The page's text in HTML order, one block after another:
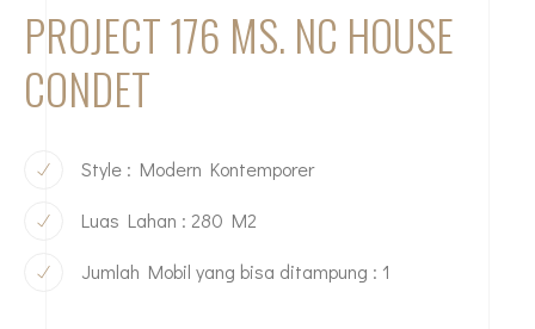
PROJECT 176 MS. NC HOUSE
CONDET
Style : Modern Kontemporer
Luas Lahan : 280 M2
Jumlah Mobil yang bisa ditampung : 1